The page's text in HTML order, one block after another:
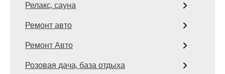
Релакс, сауна
Ремонт авто
Ремонт Авто
Розовая дача, база отдыха